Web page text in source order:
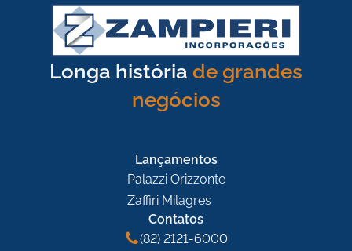
Lançamentos
Palazzi Orizzonte
Zaffiri Milagres
Endereço
R. Durval Guimarães, 1738 - Ponta Verde,
Maceió - AL, 57035-060
Redes sociais